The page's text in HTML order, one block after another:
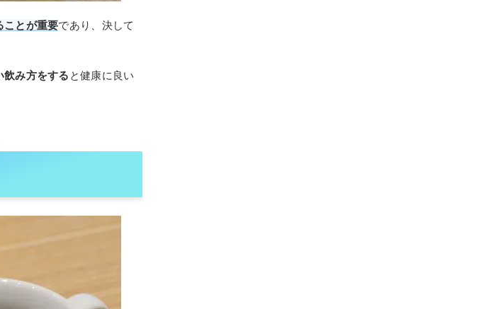
ことが重要であり、決して
飲み方をする と健康に良い